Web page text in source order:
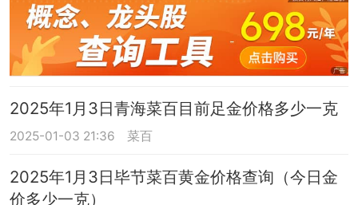
2025年1月3日青海菜百目前足金价格多少一克
2025-01-03 21:36 菜百
2025年1月3日毕节菜百黄金价格查询（今日金
价多少一克）